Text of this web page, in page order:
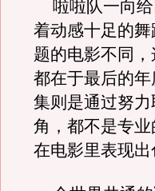
啦啦队一向给
着动感十足的
题的电影不同
都在于最后的
集则是通过努
角，都不是专
在电影里表现出